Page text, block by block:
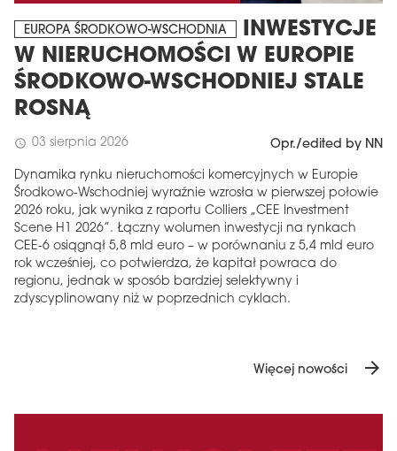
EUROPA ŚRODKOWO-WSCHODNIA
INWESTYCJE
W NIERUCHOMOŚCI W EUROPIE
ŚRODKOWO-WSCHODNIEJ STALE
ROSNĄ
schedule 03 sierpnia 2026 Opr./edited by NN
Dynamika rynku nieruchomości komercyjnych w Europie
Środkowo-Wschodniej wyraźnie wzrosła w pierwszej połowie
2026 roku, jak wynika z raportu Colliers „CEE Investment
Scene H1 2026”. Łączny wolumen inwestycji na rynkach
CEE-6 osiągnął 5,8 mld euro – w porównaniu z 5,4 mld euro
rok wcześniej, co potwierdza, że ​​kapitał powraca do
regionu, jednak w sposób bardziej selektywny i
zdyscyplinowany niż w poprzednich cyklach.
Więcej nowości arrow_forward